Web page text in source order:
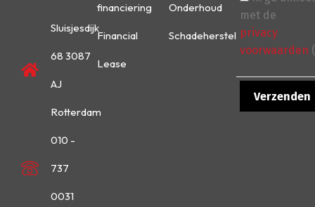
Sluisjesdijk
68 3087
AJ
Rotterdam
010 -
737
0031
financiering
Financial
Lease
Onderhoud
Schadeherstel
met de
privacy
voorwaarden